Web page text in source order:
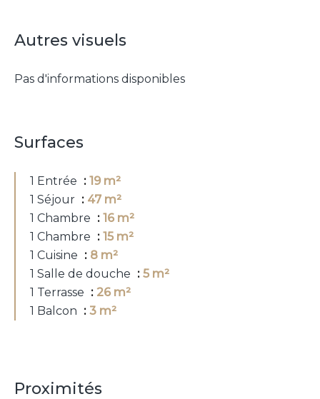
Autres visuels
Pas d'informations disponibles
Surfaces
1 Entrée
19 m²
1 Séjour
47 m²
1 Chambre
16 m²
1 Chambre
15 m²
1 Cuisine
8 m²
1 Salle de douche
5 m²
1 Terrasse
26 m²
1 Balcon
3 m²
Proximités